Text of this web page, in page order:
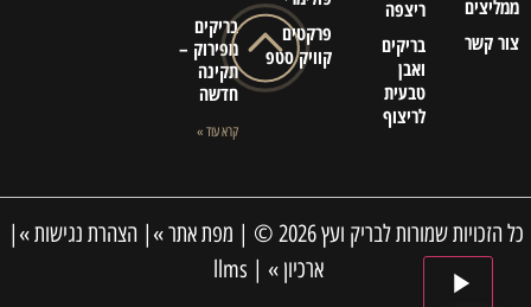
ממליצים
צור קשר
ריצפה
בריקים
ואבן
טבעית
לריצוף
פרקטים
קוויק סטפ
בריקים
מפירוק –
תקינה
חדשה
קרא עוד »
כל הזכויות שמורות לבריק ועץ 2026 © | מפת אתר »| הצהרת נגישות »|
ארכיון »|
llms
כדאי לצפות